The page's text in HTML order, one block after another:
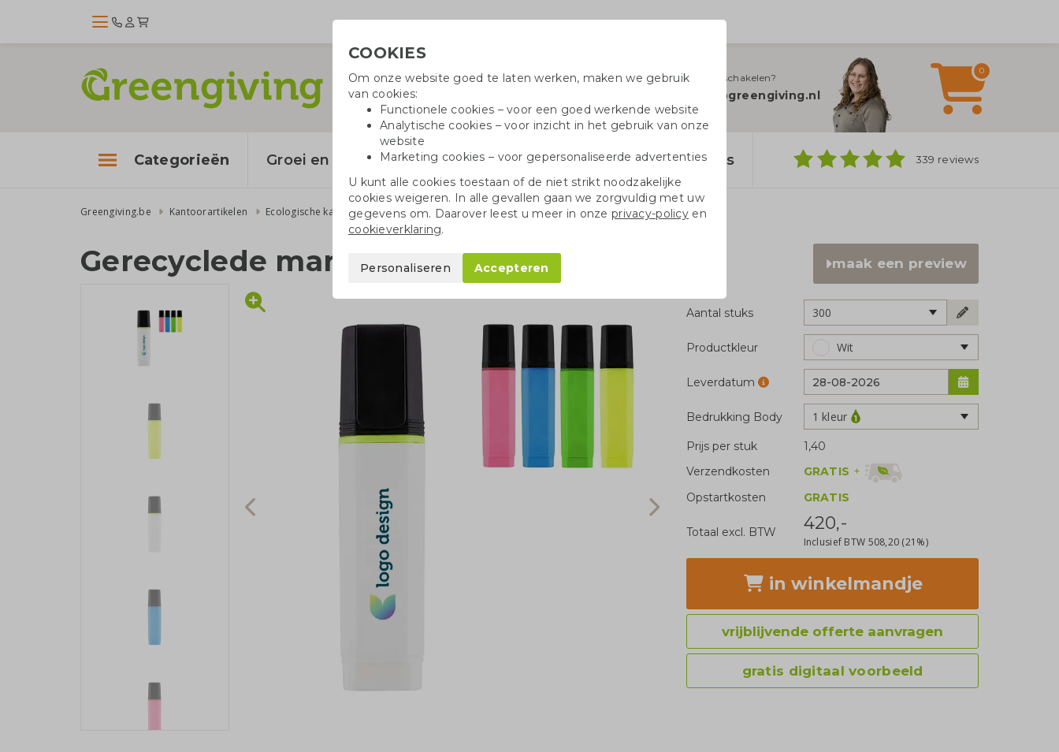
Hulplijn inschakelen?
info@greengiving.nl
0
Categorieën Groei en bloei Drinkflessen Balpennen Tote bags 339 reviews
Greengiving.be Kantoorartikelen Ecologische kantoorartikelen Gerecyclede markeerstift
Gerecyclede markeerstift maak een preview
Aantal stuks 300
Productkleur Wit
Leverdatum
Bedrukking Body 1 kleur
Prijs per stuk
1,40
Verzendkosten
GRATIS +
Opstartkosten
GRATIS
Totaal excl. BTW 420,-
Inclusief BTW 508,20 (21%)
in winkelmandje
vrijblijvende offerte aanvragen
gratis digitaal voorbeeld
COOKIES
Om onze website goed te laten werken, maken we gebruik
van cookies:
Functionele cookies – voor een goed werkende website
Analytische cookies – voor inzicht in het gebruik van onze
website
Marketing cookies – voor gepersonaliseerde advertenties
U kunt alle cookies toestaan of de niet strikt noodzakelijke
cookies weigeren. In alle gevallen gaan we zorgvuldig met uw
gegevens om. Daarover leest u meer in onzeprivacy-policyen
cookieverklaring.
Personaliseren Accepteren